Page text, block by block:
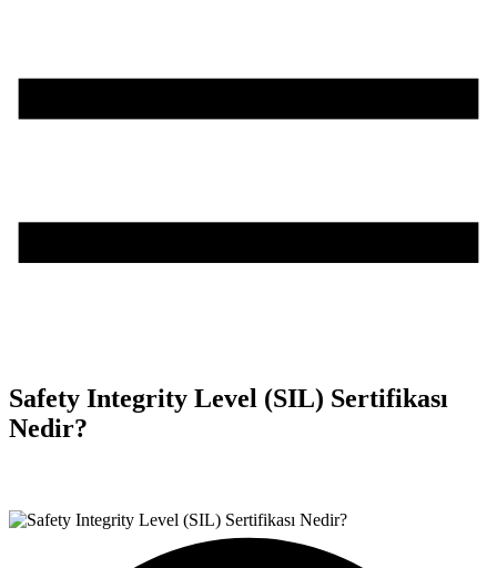
Safety Integrity Level (SIL) Sertifikası
Nedir?